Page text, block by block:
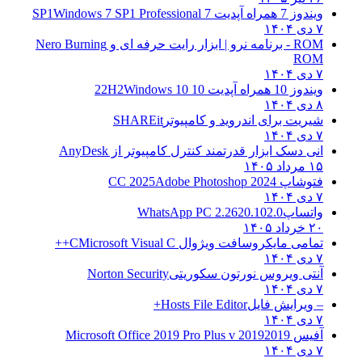
ویندوز 7 همراه آپدیت 7 SP1
Windows 7 SP1 Professional
۷ دی ۱۴۰۴
ROM - برنامه نرو | ابزار رایت حرفه ای و
Nero Burning
ROM
۷ دی ۱۴۰۴
ویندوز 10 همراه آپدیت 10 22H2
Windows 10
۸ دی ۱۴۰۴
شیریت برای اندروید و کامپیوتر SHAREit
۷ دی ۱۴۰۴
انی دسک ابزار قدرتمند کنترل کامپیوتر از AnyDesk
۱۵ مرداد ۱۴۰۵
فتوشاپ CC 2025 Adobe Photoshop 2024
۷ دی ۱۴۰۴
واتساپWhatsApp PC 2.2620.102.0
۲۰ خرداد ۱۴۰۵
تمامی مایکروسافت ویژوال C Microsoft Visual C++
۷ دی ۱۴۰۴
آنتی ویروس نورتون سکوریتیNorton Security
۷ دی ۱۴۰۴
– ویرایش فایلHosts File Editor+
۷ دی ۱۴۰۴
آفیس 2019 2019 Microsoft Office 2019 Pro Plus v
۷ دی ۱۴۰۴